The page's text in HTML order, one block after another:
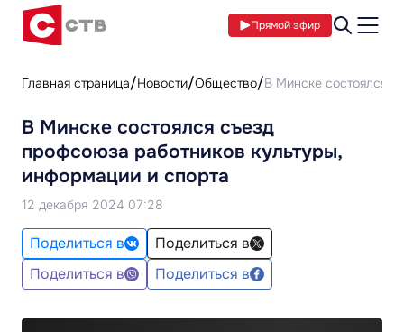
Прямой эфир
Главная страница Новости Общество В Минске состоялся
В Минске состоялся съезд
профсоюза работников культуры,
информации и спорта
12 декабря 2024 07:28
Поделиться в
Поделиться в
Поделиться в
Поделиться в